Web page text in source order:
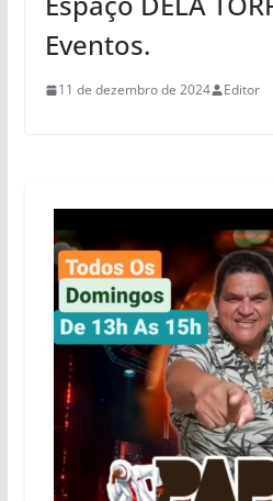
Eventos.
11 de dezembro de 2024 Editor